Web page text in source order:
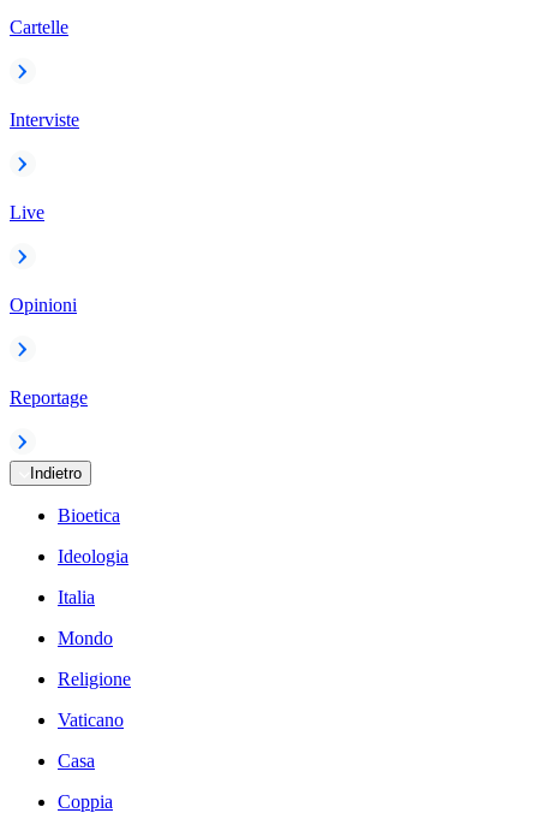
Cartelle
Interviste
Live
Opinioni
Reportage
Indietro
Bioetica
Ideologia
Italia
Mondo
Religione
Vaticano
Casa
Coppia